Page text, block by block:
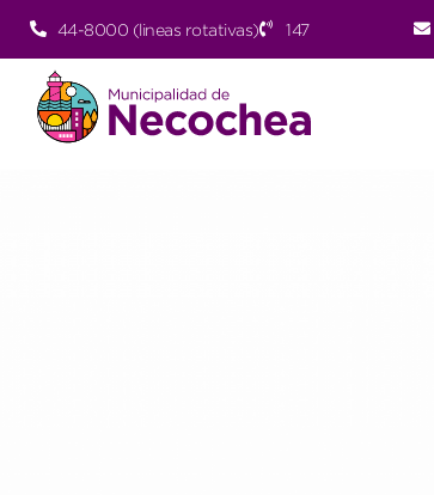
44-8000 (lineas rotativas) 147